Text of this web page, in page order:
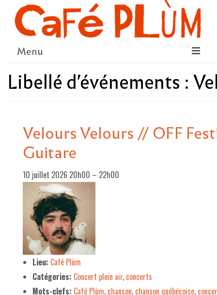
Menu
LE PROJET
NOUS SOUTENIR
LE PROGRAMME
DÉTAIL DES ÉVÉNEMENTS
LA SAISON CULTURELLE
AMI·ES ARTISTES
LE PROJET DE TERRITOIRE
LE CAFÉ/RESTO
LES FORMULES
Libellé d'événements :
Velours Velours // OFF
Guitare
10 juillet 2026 20h00 – 22h00
Lieu: Café Plùm
Catégories: Concert plein air, concerts
Mots-clefs: Café Plùm, chanson, chanson québécoise,